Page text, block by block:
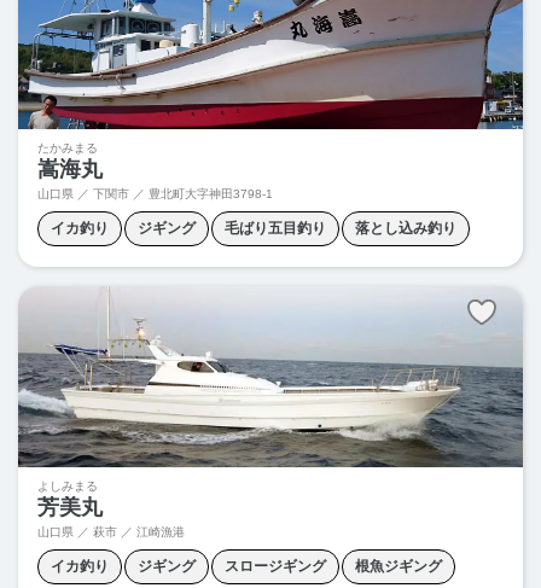
たかみまる
嵩海丸
山口県 ／ 下関市 ／ 豊北町大字神田3798-1
イカ釣り ジギング 毛ばり五目釣り 落とし込み釣り
よしみまる
芳美丸
山口県 ／ 萩市 ／ 江崎漁港
イカ釣り ジギング スロージギング 根魚ジギング